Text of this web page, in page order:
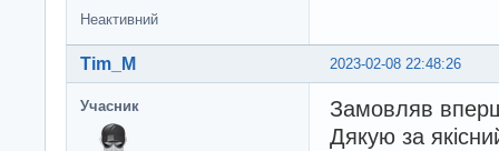
Неактивний
2023-02-08 22:48:26
Tim_M
Учасник
Замовляв
Дякую за